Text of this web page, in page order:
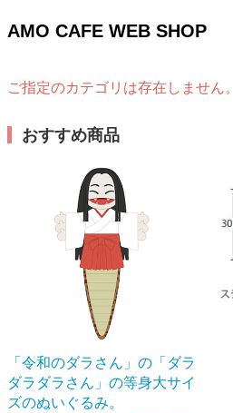
AMO CAFE WEB SHOP
ご指定のカテゴリは存在しません。
おすすめ商品
「令和のダラさん」の「ダラ
ダラダラさん」の等身大サイ
ズのぬいぐるみ。